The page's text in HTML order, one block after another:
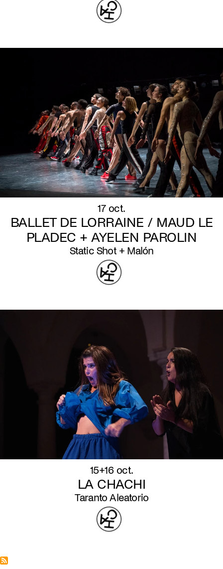
17 oct.
BALLET DE LORRAINE / MAUD LE
PLADEC + AYELEN PAROLIN
Static Shot + Malón
15+16 oct.
LA CHACHI
Taranto Aleatorio